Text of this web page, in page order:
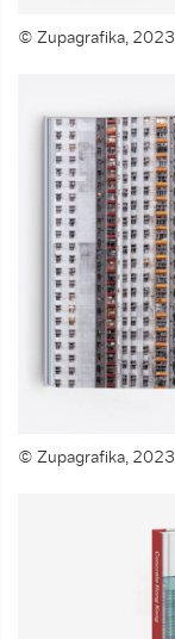
© Zupagrafika, 2023
© Zupagrafika, 2023